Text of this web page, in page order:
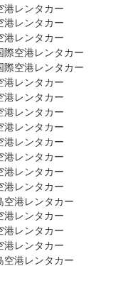
港レンタカー
港レンタカー
港レンタカー
際空港レンタカー
際空港レンタカー
港レンタカー
港レンタカー
港レンタカー
港レンタカー
港レンタカー
港レンタカー
港レンタカー
港レンタカー
空港レンタカー
港レンタカー
港レンタカー
港レンタカー
空港レンタカー